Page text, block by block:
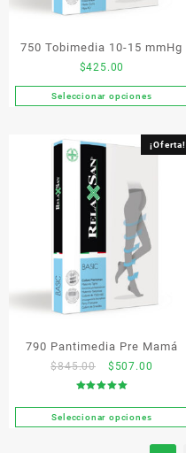
la
de
producto
750 Tobimedia 10-15 mmHg
$425.00
Seleccionar opciones
Este
múltiples
opciones
pueden
elegir
en
la
de
producto
¡Oferta!
790 Pantimedia Pre Mamá
$845.00
Original
price
$845.00.
$ 507.00
5.00
de 5
Seleccionar opciones
Este